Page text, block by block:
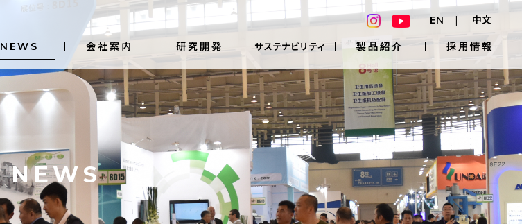
NEWS 会社案内 研究開発 サステナビリティ 製品紹介 採用情報
EN 中文
NEWS